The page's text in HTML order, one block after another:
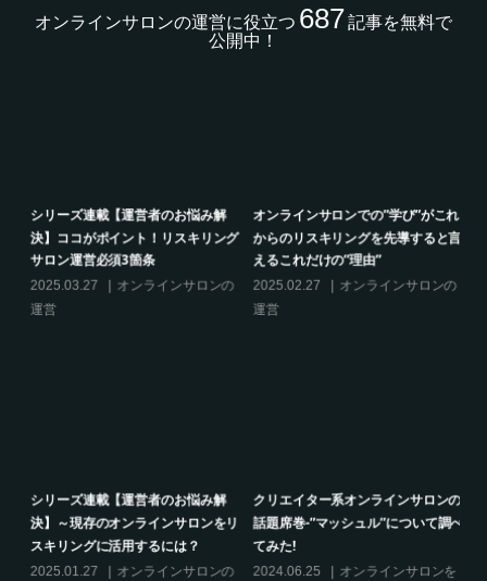
オンラインサロンの運営に役立つ 687記事を無料で
公開中！
シリーズ連載【運営者のお悩み解
決】ココがポイント！リスキリング
サロン運営必須3箇条
2025.03.27
オンラインサロンの
運営
オンラインサロンでの”学び”がこれ
からのリスキリングを先導すると言
えるこれだけの”理由”
2025.02.27
オンラインサロンの
運営
シリーズ連載【運営者のお悩み解
決】～現存のオンラインサロンをリ
スキリングに活用するには？
2025.01.27
オンラインサロンの
クリエイター系オンラインサロンの
話題席巻-”マッシュル”について調べ
てみた!
2024.06.25
オンラインサロンを